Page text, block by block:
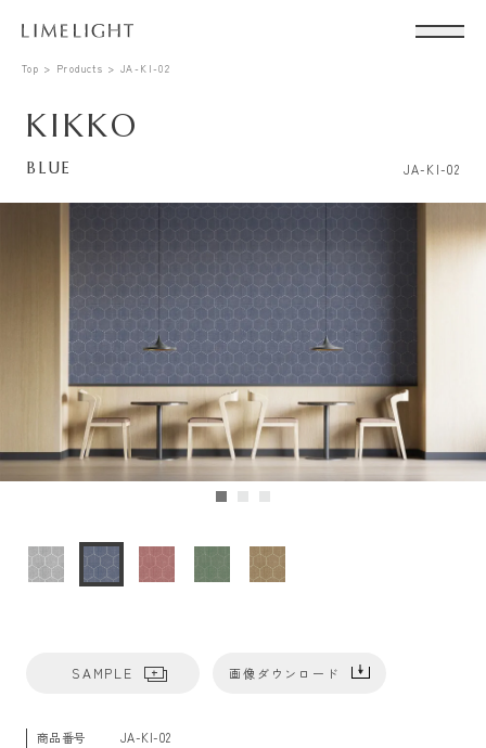
Top Products JA-KI-02
KIKKO
BLUE JA-KI-02
SAMPLE 画像ダウンロード
商品番号
JA-KI-02